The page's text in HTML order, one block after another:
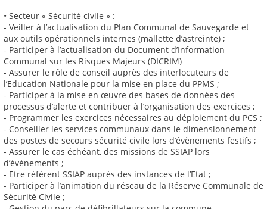
• Secteur « Sécurité civile » :
- Veiller à l’actualisation du Plan Communal de Sauvegarde et
aux outils opérationnels internes (mallette d’astreinte) ;
- Participer à l’actualisation du Document d’Information
Communal sur les Risques Majeurs (DICRIM)
- Assurer le rôle de conseil auprès des interlocuteurs de
l’Education Nationale pour la mise en place du PPMS ;
- Participer à la mise en œuvre des bases de données des
processus d’alerte et contribuer à l’organisation des exercices ;
- Programmer les exercices nécessaires au déploiement du PCS ;
- Conseiller les services communaux dans le dimensionnement
des postes de secours sécurité civile lors d’évènements festifs ;
- Assurer le cas échéant, des missions de SSIAP lors
d’évènements ;
- Etre référent SSIAP auprès des instances de l’Etat ;
- Participer à l’animation du réseau de la Réserve Communale de
Sécurité Civile ;